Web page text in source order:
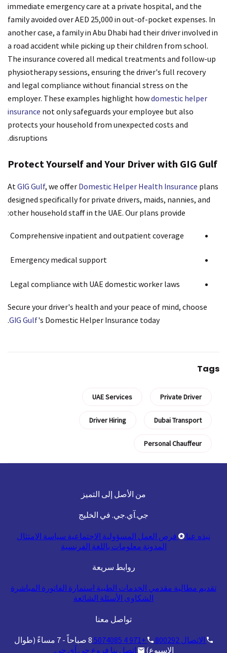
immediate emergency care at a private hospital, and the
family avoided over AED 25,000 in out-of-pocket expenses. In
another case, a family in Abu Dhabi had their driver involved in
a road accident while picking up their children from school.
The insurance covered all medical treatments and follow-up
physiotherapy sessions, ensuring the driver's full recovery
and legal compliance without financial stress on the
employer. These examples highlight howdomestic helper
insurance not only safeguards your employee but also
protects your household from unexpected costs and
disruptions.
Protect Yourself and Your Driver with GIG Gulf
At GIG Gulf, we offer Domestic Helper Health Insurance plans
designed specifically for private drivers, maids, nannies, and
other household staff in the UAE. Our plans provide:
Comprehensive inpatient and outpatient coverage
Emergency medical support
Legal compliance with UAE domestic worker laws
Secure your driver's health and your peace of mind, choose
GIG Gulf's Domestic Helper Insurance today.
Tags
Private Driver
UAE Services
Dubai Transport
Driver Hiring
Personal Chauffeur
من الأصل إلى التميز
جي.آي.جي. في الخليج
نبذه عنا فرص العمل المسؤولية الاجتماعية سياسة الامتثال
المدونة معلومات باللغة الفرنسية
روابط سريعة
تقديم مطالبة مقدمي الخدمات الطبية استمارة الفاتورة المباشرة
الشكاوى الأسئلة الشائعة
تواصل معنا
الاتصال 800292
+971 4 5074085
8 صباحاً - 7 مساءً (طوال
الاسبوع)
اتصل بنا فروع جي.آي.جي.